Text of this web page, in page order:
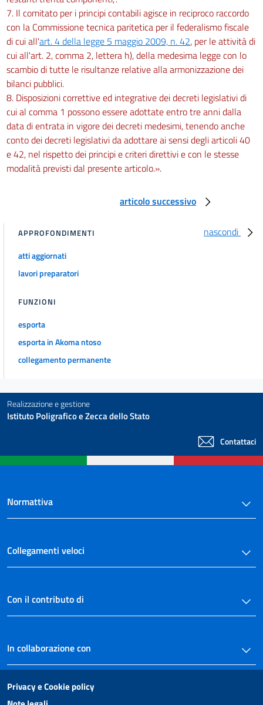
7. Il comitato per i principi contabili agisce in reciproco raccordo
con la Commissione tecnica paritetica per il federalismo fiscale
di cui all'art. 4 della legge 5 maggio 2009, n. 42, per le attività di
cui all'art. 2, comma 2, lettera h), della medesima legge con lo
scambio di tutte le risultanze relative alla armonizzazione dei
bilanci pubblici.
8. Disposizioni correttive ed integrative dei decreti legislativi di
cui al comma 1 possono essere adottate entro tre anni dalla
data di entrata in vigore dei decreti medesimi, tenendo anche
conto dei decreti legislativi da adottare ai sensi degli articoli 40
e 42, nel rispetto dei principi e criteri direttivi e con le stesse
modalità previsti dal presente articolo.».
articolo successivo
nascondi
APPROFONDIMENTI
atti aggiornati
lavori preparatori
FUNZIONI
esporta
esporta in Akoma ntoso
collegamento permanente
Realizzazione e gestione
Istituto Poligrafico e Zecca dello Stato
Contattaci
Normattiva
Collegamenti veloci
Con il contributo di
In collaborazione con
Privacy e Cookie policy